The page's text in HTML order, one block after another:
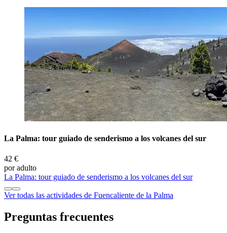
La Palma: tour guiado de senderismo a los volcanes del sur
42 €
por adulto
La Palma: tour guiado de senderismo a los volcanes del sur
Ver todas las actividades de Fuencaliente de la Palma
Preguntas frecuentes